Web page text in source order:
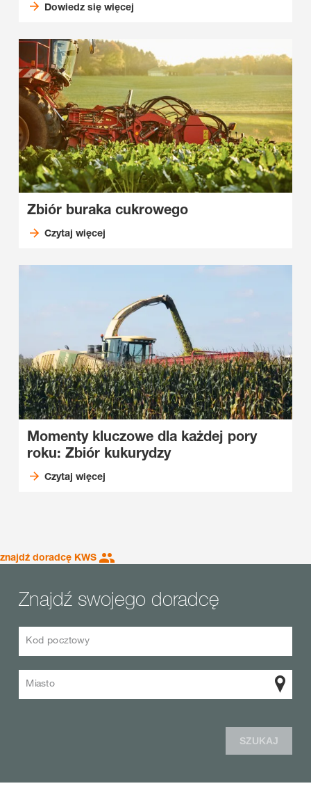
Dowiedz się więcej
Zbiór buraka cukrowego
Czytaj więcej
Momenty kluczowe dla każdej pory
roku: Zbiór kukurydzy
Czytaj więcej
znajdź doradcę KWS
Znajdź swojego doradcę
Kod pocztowy
Miasto
SZUKAJ